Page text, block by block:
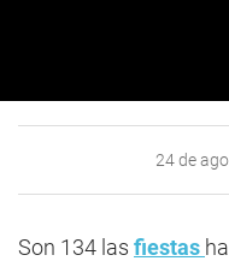
24 de
Son 134 las fiestas